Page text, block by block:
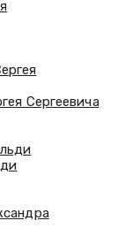
Сергеевича